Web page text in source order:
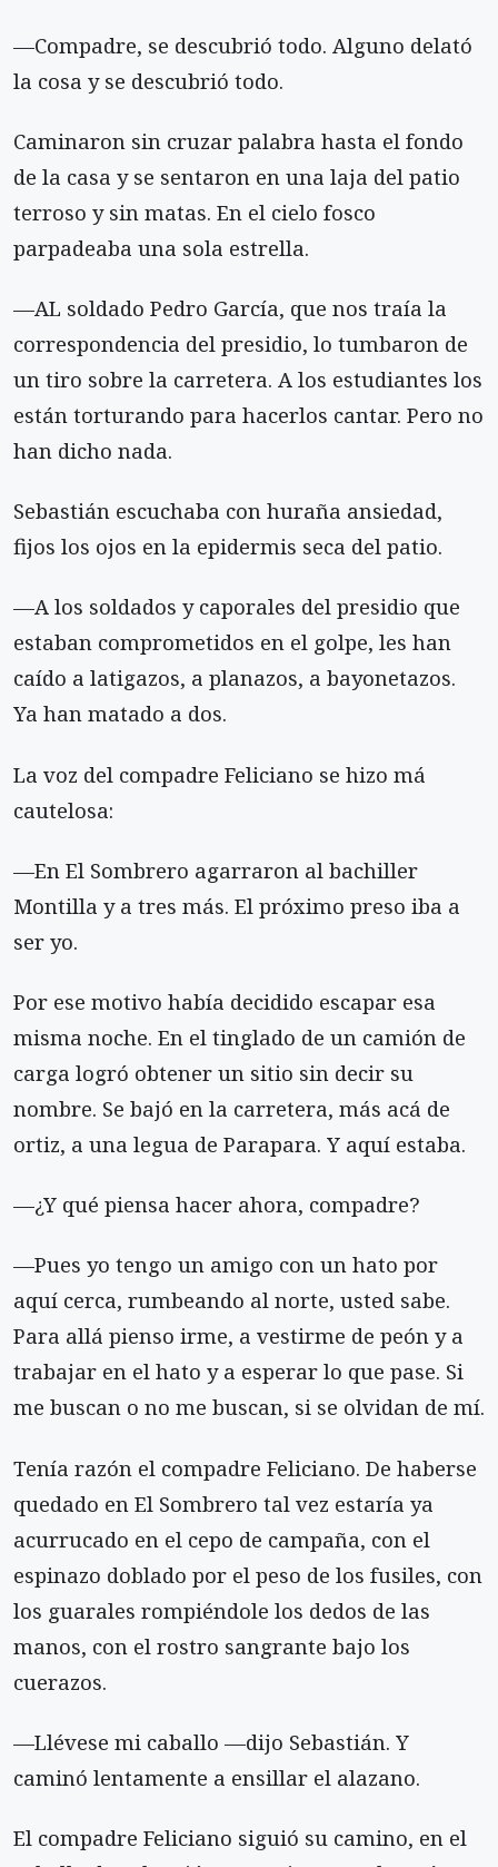
—Compadre, se descubrió todo. Alguno delató
la cosa y se descubrió todo.
Caminaron sin cruzar palabra hasta el fondo
de la casa y se sentaron en una laja del patio
terroso y sin matas. En el cielo fosco
parpadeaba una sola estrella.
—AL soldado Pedro García, que nos traía la
correspondencia del presidio, lo tumbaron de
un tiro sobre la carretera. A los estudiantes los
están torturando para hacerlos cantar. Pero no
han dicho nada.
Sebastián escuchaba con huraña ansiedad,
fijos los ojos en la epidermis seca del patio.
—A los soldados y caporales del presidio que
estaban comprometidos en el golpe, les han
caído a latigazos, a planazos, a bayonetazos.
Ya han matado a dos.
La voz del compadre Feliciano se hizo má
cautelosa:
—En El Sombrero agarraron al bachiller
Montilla y a tres más. El próximo preso iba a
ser yo.
Por ese motivo había decidido escapar esa
misma noche. En el tinglado de un camión de
carga logró obtener un sitio sin decir su
nombre. Se bajó en la carretera, más acá de
ortiz, a una legua de Parapara. Y aquí estaba.
—¿Y qué piensa hacer ahora, compadre?
—Pues yo tengo un amigo con un hato por
aquí cerca, rumbeando al norte, usted sabe.
Para allá pienso irme, a vestirme de peón y a
trabajar en el hato y a esperar lo que pase. Si
me buscan o no me buscan, si se olvidan de mí.
Tenía razón el compadre Feliciano. De haberse
quedado en El Sombrero tal vez estaría ya
acurrucado en el cepo de campaña, con el
espinazo doblado por el peso de los fusiles, con
los guarales rompiéndole los dedos de las
manos, con el rostro sangrante bajo los
cuerazos.
—Llévese mi caballo —dijo Sebastián. Y
caminó lentamente a ensillar el alazano.
El compadre Feliciano siguió su camino, en el